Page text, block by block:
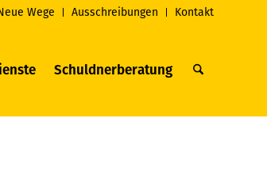
Wege Ausschreibungen Kontakt
Schuldnerberatung